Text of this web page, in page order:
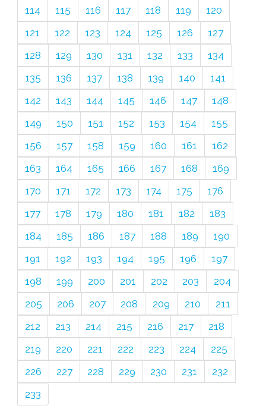
114
115 116 117 118 119
120
121
122 123 124 125 126
127
128
129 130 131 132 133
134
135
136 137 138 139 140
141
142
143 144 145 146 147
148
149
150 151 152 153 154
155
156
157 158 159 160 161
162
163
164 165 166 167 168
169
170
171 172 173 174 175
176
177
178 179 180 181 182
183
184
185 186 187 188 189
190
191
192 193 194 195 196
197
198
199 200 201 202 203
204
205
206 207 208 209 210
211
212
213 214 215 216 217
218
219
220 221 222 223 224
225
226
227 228 229 230 231
232
233